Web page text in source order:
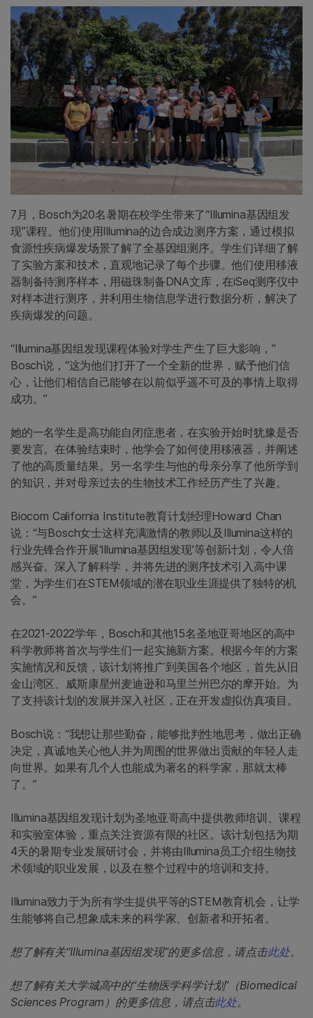
7月，Bosch为20名暑期在校学生带来了“Illumina基因组发
现”课程。他们使用Illumina的边合成边测序方案，通过模拟
食源性疾病爆发场景了解了全基因组测序。学生们详细了解
了实验方案和技术，直观地记录了每个步骤。他们使用移液
器制备待测序样本，用磁珠制备DNA文库，在iSeq测序仪中
对样本进行测序，并利用生物信息学进行数据分析，解决了
疾病爆发的问题。
“Illumina基因组发现课程体验对学生产生了巨大影响，”
Bosch说，“这为他们打开了一个全新的世界，赋予他们信
心，让他们相信自己能够在以前似乎遥不可及的事情上取得
成功。”
她的一名学生是高功能自闭症患者，在实验开始时犹豫是否
要发言。在体验结束时，他学会了如何使用移液器，并阐述
了他的高质量结果。另一名学生与他的母亲分享了他所学到
的知识，并对母亲过去的生物技术工作经历产生了兴趣。
Biocom California Institute教育计划经理Howard Chan
说：“与Bosch女士这样充满激情的教师以及Illumina这样的
行业先锋合作开展‘Illumina基因组发现’等创新计划，令人倍
感兴奋。深入了解科学，并将先进的测序技术引入高中课
堂，为学生们在STEM领域的潜在职业生涯提供了独特的机
会。”
在2021-2022学年，Bosch和其他15名圣地亚哥地区的高中
科学教师将首次与学生们一起实施新方案。根据今年的方案
实施情况和反馈，该计划将推广到美国各个地区，首先从旧
金山湾区、威斯康星州麦迪逊和马里兰州巴尔的摩开始。为
了支持该计划的发展并深入社区，正在开发虚拟仿真项目。
Bosch说：“我想让那些勤奋，能够批判性地思考，做出正确
决定，真诚地关心他人并为周围的世界做出贡献的年轻人走
向世界。如果有几个人也能成为著名的科学家，那就太棒
了。”
Illumina基因组发现计划为圣地亚哥高中提供教师培训、课程
和实验室体验，重点关注资源有限的社区。该计划包括为期
4天的暑期专业发展研讨会，并将由Illumina员工介绍生物技
术领域的职业发展，以及在整个过程中的培训和支持。
Illumina致力于为所有学生提供平等的STEM教育机会，让学
生能够将自己想象成未来的科学家、创新者和开拓者。
想了解有关“Illumina基因组发现”的更多信息，请点击此处。
想了解有关大学城高中的“生物医学科学计划”（Biomedical
Sciences Program）的更多信息，请点击此处。